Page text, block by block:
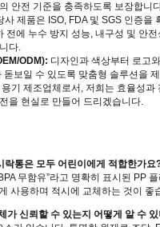
안전 기준을 충족하도록 보장합니
사 제품은 ISO, FDA 및 SGS 인증을
전에 누수 방지 성능, 내구성 및 안
다.
ODM): 디자인과 색상부터 로고
돋보일 수 있도록 맞춤형 솔루션을
기 제조업체로서, 저희는 효율성과
을 현실로 만들어 드리겠습니다.
락통은 모두 어린이에게 적합한가요
무함유”라고 명확히 표시된 PP
사용하며 적시에 교체하는 것이 좋
가 신뢰할 수 있는지 어떻게 알 수